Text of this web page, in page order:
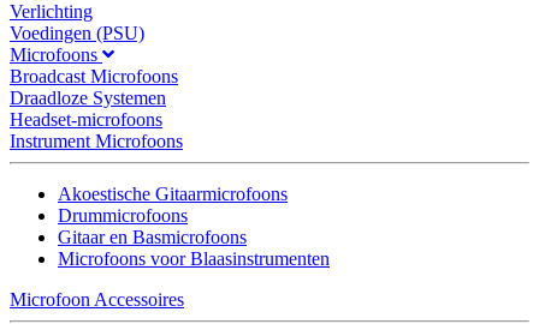
Verlichting
Voedingen (PSU)
Microfoons
Broadcast Microfoons
Draadloze Systemen
Headset-microfoons
Instrument Microfoons
Akoestische Gitaarmicrofoons
Drummicrofoons
Gitaar en Basmicrofoons
Microfoons voor Blaasinstrumenten
Microfoon Accessoires